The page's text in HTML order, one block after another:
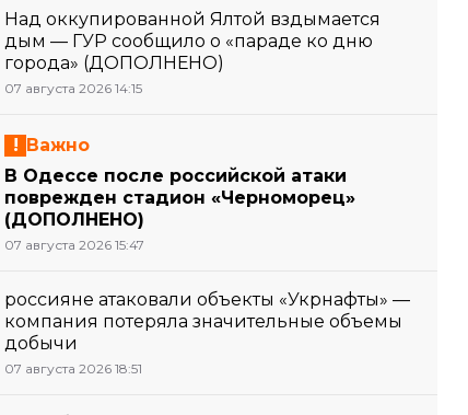
Над оккупированной Ялтой вздымается
дым — ГУР сообщило о «параде ко дню
города» (ДОПОЛНЕНО)
07 августа 2026 14:15
Важно
В Одессе после российской атаки
поврежден стадион «Черноморец»
(ДОПОЛНЕНО)
07 августа 2026 15:47
россияне атаковали объекты «Укрнафты» —
компания потеряла значительные объемы
добычи
07 августа 2026 18:51